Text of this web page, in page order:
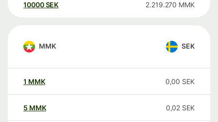
10000 SEK 2.219.270 MMK
MMK SEK
1 MMK 0,00 SEK
5 MMK 0,02 SEK